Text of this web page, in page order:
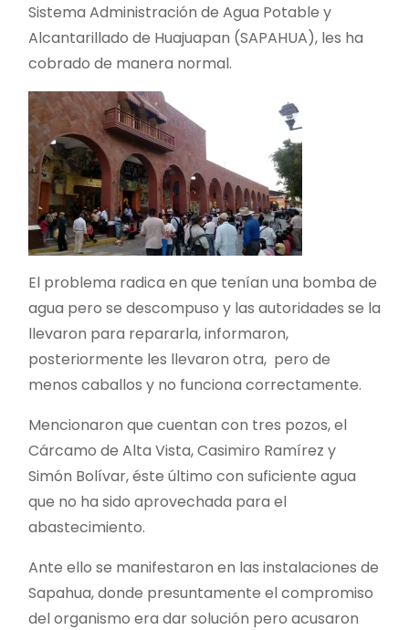
Sistema Administración de Agua Potable y
Alcantarillado de Huajuapan (SAPAHUA), les ha
cobrado de manera normal.
El problema radica en que tenían una bomba de
agua pero se descompuso y las autoridades se la
llevaron para repararla, informaron,
posteriormente les llevaron otra, pero de
menos caballos y no funciona correctamente.
Mencionaron que cuentan con tres pozos, el
Cárcamo de Alta Vista, Casimiro Ramírez y
Simón Bolívar, éste último con suficiente agua
que no ha sido aprovechada para el
abastecimiento.
Ante ello se manifestaron en las instalaciones de
Sapahua, donde presuntamente el compromiso
del organismo era dar solución pero acusaron